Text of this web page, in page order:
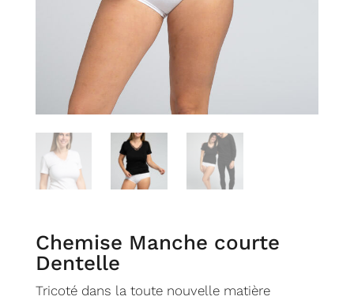
Chemise Manche courte
Dentelle
Tricoté dans la toute nouvelle matière